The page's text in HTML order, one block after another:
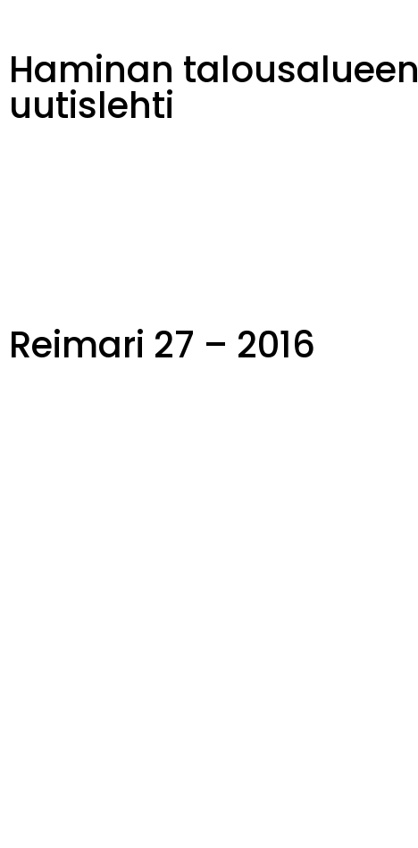
Haminan talousalueen
uutislehti
Reimari 27 – 2016